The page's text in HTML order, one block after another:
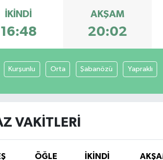
İKINDI
16:48
AKŞAM
20:02
Kurşunlu Orta Şabanözü Yapraklı
VAKITLERI
ÖĞLE İKINDI